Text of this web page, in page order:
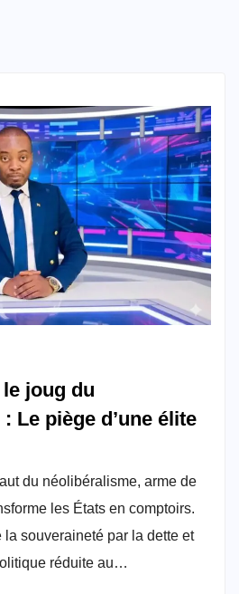
joug du
Le piège d’une élite
du néolibéralisme, arme de
les États en comptoirs.
souveraineté par la dette et
réduite au…